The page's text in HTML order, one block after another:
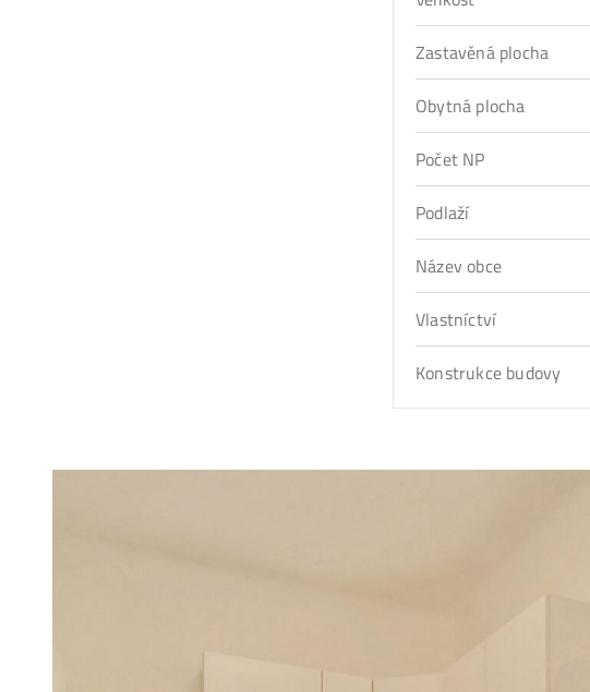
Zastavěná plocha
Obytná plocha
Počet NP
Podlaží
Název obce
Vlastníctví
Konstrukce budovy